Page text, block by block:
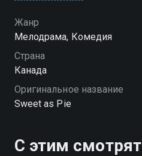
бабушкой Тамары
Жанр
Мелодрама, Комедия
Страна
Канада
Оригинальное название
Sweet as Pie
С этим смотрят